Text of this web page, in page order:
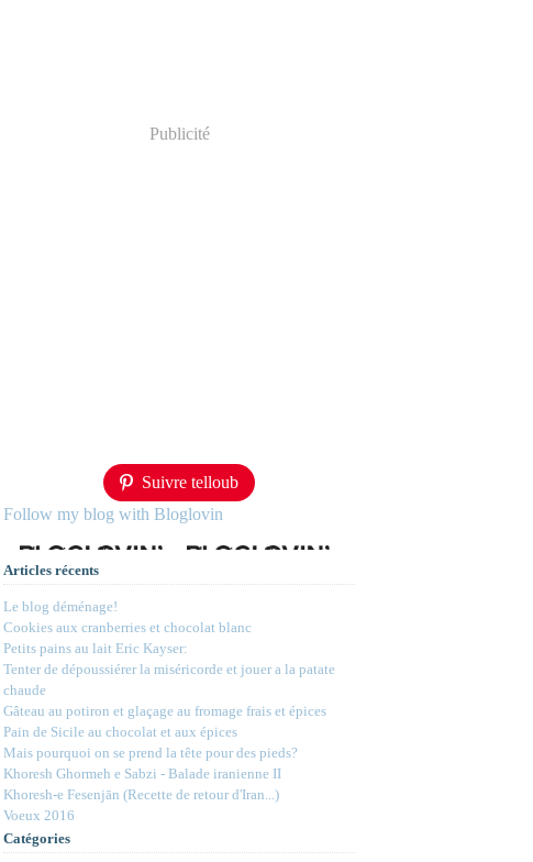
Publicité
Suivre telloub
Follow my blog with Bloglovin
Articles récents
Le blog déménage!
Cookies aux cranberries et chocolat blanc
Petits pains au lait Eric Kayser:
Tenter de dépoussiérer la miséricorde et jouer a la patate
chaude
Gâteau au potiron et glaçage au fromage frais et épices
Pain de Sicile au chocolat et aux épices
Mais pourquoi on se prend la tête pour des pieds?
Khoresh Ghormeh e Sabzi - Balade iranienne II
Khoresh-e Fesenjān (Recette de retour d'Iran...)
Voeux 2016
Catégories